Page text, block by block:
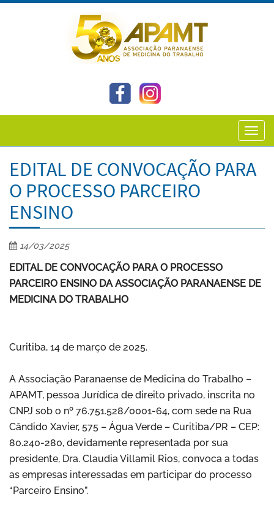
EDITAL DE CONVOCAÇÃO PARA
O PROCESSO PARCEIRO
ENSINO
14/03/2025
EDITAL DE CONVOCAÇÃO PARA O PROCESSO
PARCEIRO ENSINO DA ASSOCIAÇÃO PARANAENSE DE
MEDICINA DO TRABALHO
Curitiba, 14 de março de 2025.
A Associação Paranaense de Medicina do Trabalho –
APAMT, pessoa Jurídica de direito privado, inscrita no
CNPJ sob o nº 76.751.528/0001-64, com sede na Rua
Cândido Xavier, 575 – Água Verde – Curitiba/PR – CEP:
80.240-280, devidamente representada por sua
presidente, Dra. Claudia Villamil Rios, convoca a todas
as empresas interessadas em participar do processo
“Parceiro Ensino”.